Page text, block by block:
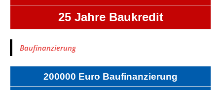
25 Jahre Baukredit
Baufinanzierung
200000 Euro Baufinanzierung